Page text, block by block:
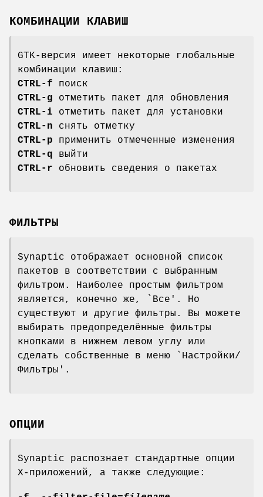
КОМБИНАЦИИ КЛАВИШ
GTK-версия имеет некоторые глобальные
комбинации клавиш:
CTRL-f поиск
CTRL-g отметить пакет для обновления
CTRL-i отметить пакет для установки
CTRL-n снять отметку
CTRL-p применить отмеченные изменения
CTRL-q выйти
CTRL-r обновить сведения о пакетах
ФИЛЬТРЫ
Synaptic отображает основной список
пакетов в соответствии с выбранным
фильтром. Наиболее простым фильтром
является, конечно же, `Все'. Но
существуют и другие фильтры. Вы можете
выбирать предопределённые фильтры
кнопками в нижнем левом углу или
сделать собственные в меню `Настройки/
Фильтры'.
ОПЦИИ
Synaptic распознает стандартные опции
X-приложений, а также следующие: